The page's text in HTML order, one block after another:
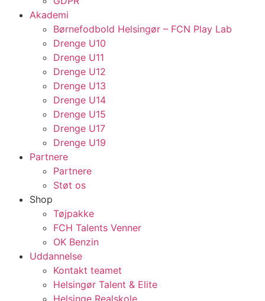
Akademi
Børnefodbold Helsingør – FCN Play Lab
Drenge U10
Drenge U11
Drenge U12
Drenge U13
Drenge U14
Drenge U15
Drenge U17
Drenge U19
Partnere
Partnere
Støt os
Shop
Tøjpakke
FCH Talents Venner
OK Benzin
Uddannelse
Kontakt teamet
Helsingør Talent & Elite
Helsinge Realskole